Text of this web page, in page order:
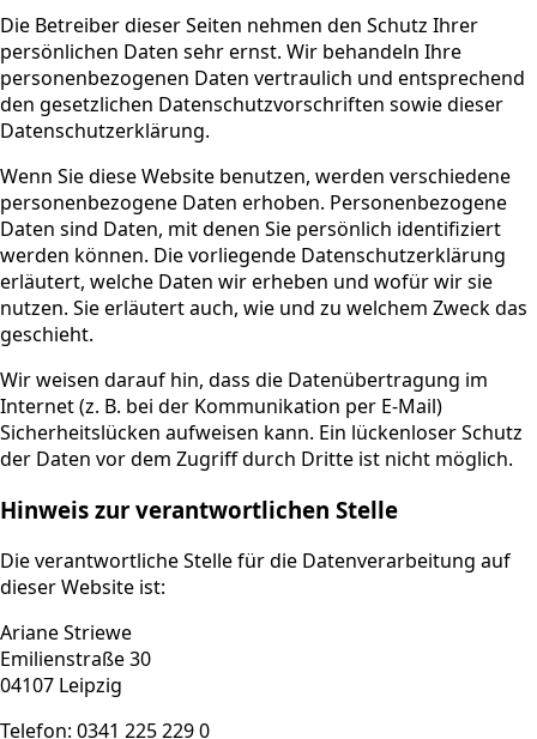
Die Betreiber dieser Seiten nehmen den Schutz Ihrer
persönlichen Daten sehr ernst. Wir behandeln Ihre
personenbezogenen Daten vertraulich und entsprechend
den gesetzlichen Datenschutzvorschriften sowie dieser
Datenschutzerklärung.
Wenn Sie diese Website benutzen, werden verschiedene
personenbezogene Daten erhoben. Personenbezogene
Daten sind Daten, mit denen Sie persönlich identifiziert
werden können. Die vorliegende Datenschutzerklärung
erläutert, welche Daten wir erheben und wofür wir sie
nutzen. Sie erläutert auch, wie und zu welchem Zweck das
geschieht.
Wir weisen darauf hin, dass die Datenübertragung im
Internet (z. B. bei der Kommunikation per E-Mail)
Sicherheitslücken aufweisen kann. Ein lückenloser Schutz
der Daten vor dem Zugriff durch Dritte ist nicht möglich.
Hinweis zur verantwortlichen Stelle
Die verantwortliche Stelle für die Datenverarbeitung auf
dieser Website ist:
Ariane Striewe
Emilienstraße 30
04107 Leipzig
Telefon: 0341 225 229 0